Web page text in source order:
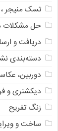
تسک منیجر ،
حل مشکلات
دریافت و
دسته‌بندی
دوربین،
دیکشنری و
زنگ تفریح
ساخت و